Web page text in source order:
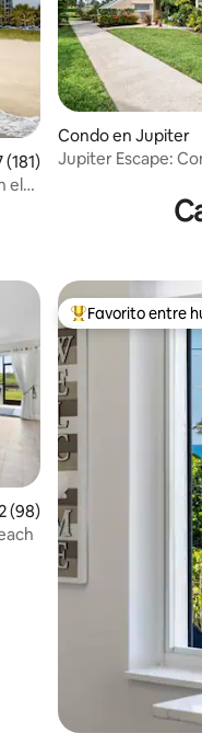
promedio: 4.87 de 5,
(181)
el
Condo en Jupiter
Jupiter Escape:
promedio: 4.92 de
(98)
Favorito entre
Favorito entre